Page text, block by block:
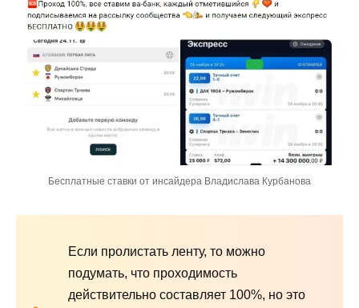
Бесплатные ставки от инсайдера Владислава Курбанова
Если пролистать ленту, то можно
подумать, что проходимость
действительно составляет 100%, но это